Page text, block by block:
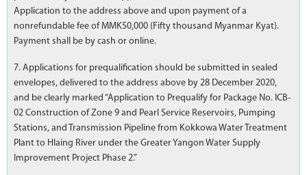
Application to the address above and upon payment of a
nonrefundable fee of MMK50,000 (Fifty thousand Myanmar Kyat).
Payment shall be by cash or online.
7. Applications for prequalification should be submitted in sealed
envelopes, delivered to the address above by 28 December 2020,
and be clearly marked “Application to Prequalify for Package No. ICB-
02 Construction of Zone 9 and Pearl Service Reservoirs, Pumping
Stations, and Transmission Pipeline from Kokkowa Water Treatment
Plant to Hlaing River under the Greater Yangon Water Supply
Improvement Project Phase 2.”